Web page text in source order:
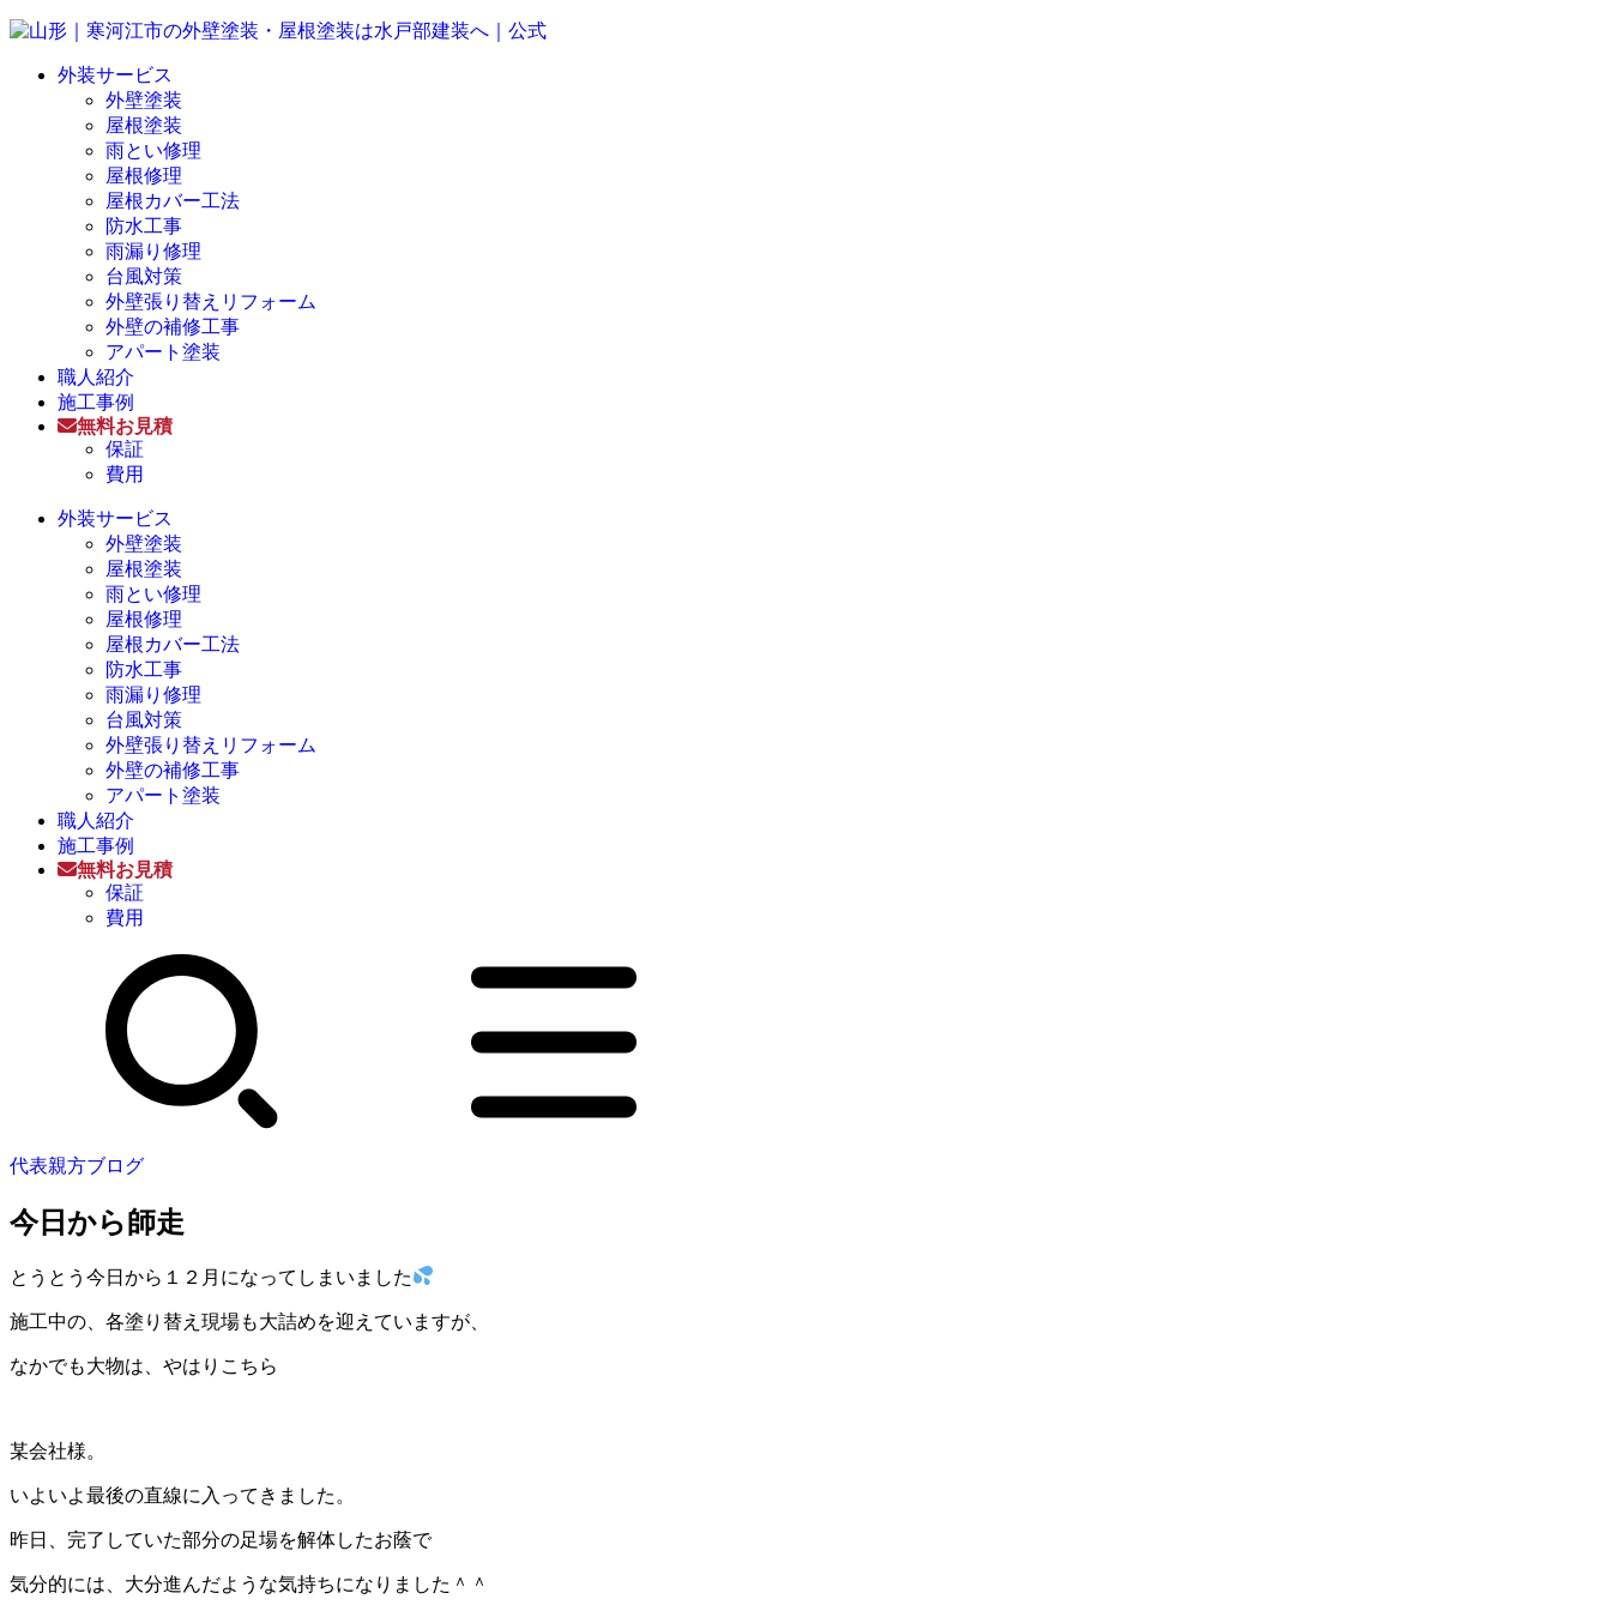
外装サービス
外壁塗装
屋根塗装
雨とい修理
屋根修理
屋根カバー工法
防水工事
雨漏り修理
台風対策
外壁張り替えリフォーム
外壁の補修工事
アパート塗装
職人紹介
施工事例
無料お見積
保証
費用
外装サービス
外壁塗装
屋根塗装
雨とい修理
屋根修理
屋根カバー工法
防水工事
雨漏り修理
台風対策
外壁張り替えリフォーム
外壁の補修工事
アパート塗装
職人紹介
施工事例
無料お見積
保証
費用
代表親方ブログ
今日から師走
とうとう今日から１２月になってしまいました
施工中の、各塗り替え現場も大詰めを迎えていますが、
なかでも大物は、やはりこちら
某会社様。
いよいよ最後の直線に入ってきました。
昨日、完了していた部分の足場を解体したお蔭で
気分的には、大分進んだような気持ちになりました＾＾